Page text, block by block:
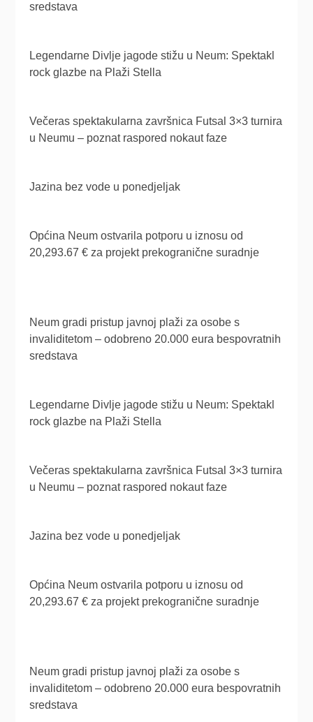
sredstava
Legendarne Divlje jagode stižu u Neum: Spektakl
rock glazbe na Plaži Stella
Večeras spektakularna završnica Futsal 3×3 turnira
u Neumu – poznat raspored nokaut faze
Jazina bez vode u ponedjeljak
Općina Neum ostvarila potporu u iznosu od
20,293.67 € za projekt prekogranične suradnje
Neum gradi pristup javnoj plaži za osobe s
invaliditetom – odobreno 20.000 eura bespovratnih
sredstava
Legendarne Divlje jagode stižu u Neum: Spektakl
rock glazbe na Plaži Stella
Večeras spektakularna završnica Futsal 3×3 turnira
u Neumu – poznat raspored nokaut faze
Jazina bez vode u ponedjeljak
Općina Neum ostvarila potporu u iznosu od
20,293.67 € za projekt prekogranične suradnje
Neum gradi pristup javnoj plaži za osobe s
invaliditetom – odobreno 20.000 eura bespovratnih
sredstava